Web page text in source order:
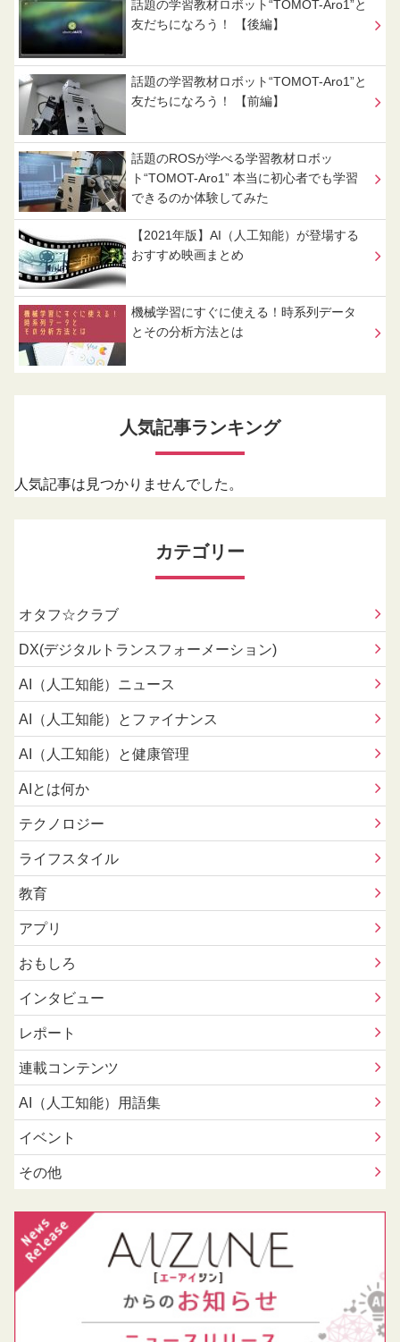
話題の学習教材ロボット“TOMOT-Aro1”と
友だちになろう！ 【後編】
話題の学習教材ロボット“TOMOT-Aro1”と
友だちになろう！ 【前編】
話題のROSが学べる学習教材ロボッ
ト“TOMOT-Aro1” 本当に初心者でも学習
できるのか体験してみた
【2021年版】AI（人工知能）が登場する
おすすめ映画まとめ
機械学習にすぐに使える！時系列データ
とその分析方法とは
人気記事ランキング
人気記事は見つかりませんでした。
カテゴリー
オタフ☆クラブ
DX(デジタルトランスフォーメーション)
AI（人工知能）ニュース
AI（人工知能）とファイナンス
AI（人工知能）と健康管理
AIとは何か
テクノロジー
ライフスタイル
教育
アプリ
おもしろ
インタビュー
レポート
連載コンテンツ
AI（人工知能）用語集
イベント
その他